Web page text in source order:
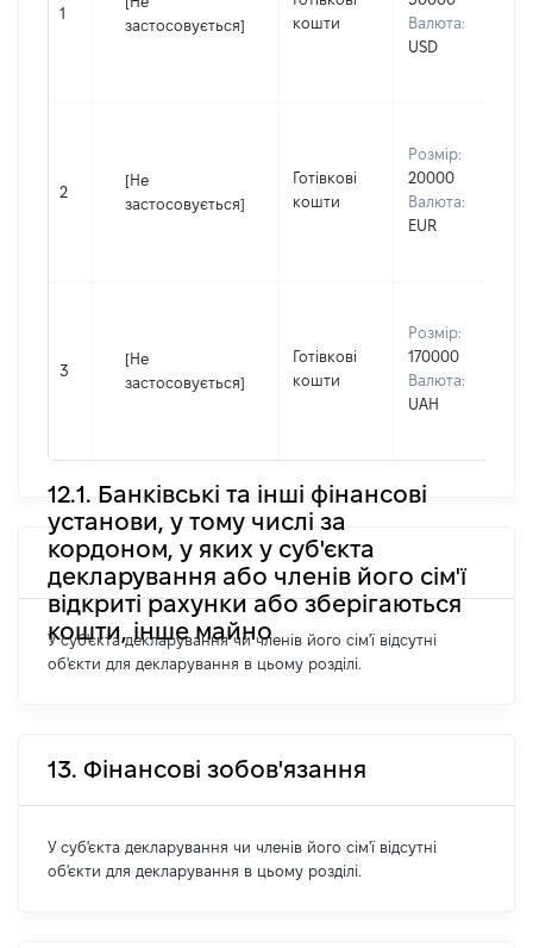
1
застосовується]
кошти
Валюта:
USD
2
[Не
застосовується]
Готівкові
кошти
Розмір:
20000
Валюта:
EUR
3
[Не
застосовується]
Готівкові
кошти
Розмір:
170000
Валюта:
UAH
12.1. Банківські та інші фінансові
установи, у тому числі за
кордоном, у яких у суб'єкта
декларування або членів його сім'ї
відкриті рахунки або зберігаються
кошти, інше майно
У суб'єкта декларування чи членів його сім'ї відсутні
об'єкти для декларування в цьому розділі.
13. Фінансові зобов'язання
У суб'єкта декларування чи членів його сім'ї відсутні
об'єкти для декларування в цьому розділі.